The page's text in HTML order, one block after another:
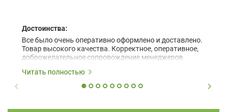
Достоинства:
Все было очень оперативно оформлено и доставлено.
Товар высокого качества. Корректное, оперативное,
доброжелательное сопровождение менеджеров.
Читать полностью